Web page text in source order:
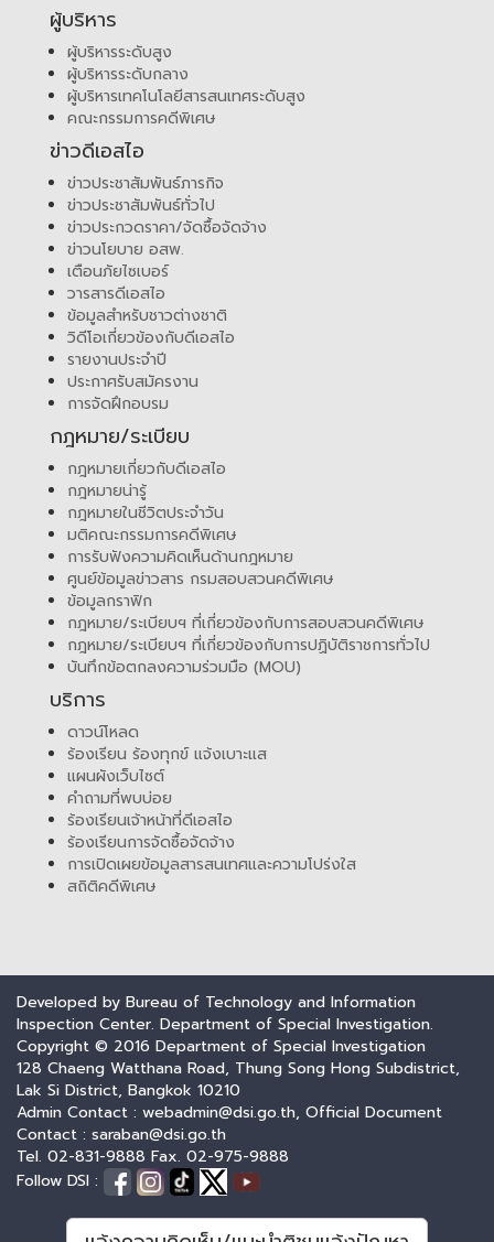
ผู้บริหาร
ผู้บริหารระดับสูง
ผู้บริหารระดับกลาง
ผู้บริหารเทคโนโลยีสารสนเทศระดับสูง
คณะกรรมการคดีพิเศษ
ข่าวดีเอสไอ
ข่าวประชาสัมพันธ์ภารกิจ
ข่าวประชาสัมพันธ์ทั่วไป
ข่าวประกวดราคา/จัดซื้อจัดจ้าง
ข่าวนโยบาย อสพ.
เตือนภัยไซเบอร์
วารสารดีเอสไอ
ข้อมูลสำหรับชาวต่างชาติ
วิดีโอเกี่ยวข้องกับดีเอสไอ
รายงานประจำปี
ประกาศรับสมัครงาน
การจัดฝึกอบรม
กฎหมาย/ระเบียบ
กฎหมายเกี่ยวกับดีเอสไอ
กฎหมายน่ารู้
กฎหมายในชีวิตประจำวัน
มติคณะกรรมการคดีพิเศษ
การรับฟังความคิดเห็นด้านกฎหมาย
ศูนย์ข้อมูลข่าวสาร กรมสอบสวนคดีพิเศษ
ข้อมูลกราฟิก
กฎหมาย/ระเบียบฯ ที่เกี่ยวข้องกับการสอบสวนคดีพิเศษ
กฎหมาย/ระเบียบฯ ที่เกี่ยวข้องกับการปฏิบัติราชการทั่วไป
บันทึกข้อตกลงความร่วมมือ (MOU)
บริการ
ดาวน์โหลด
ร้องเรียน ร้องทุกข์ แจ้งเบาะแส
แผนผังเว็บไซต์
คำถามที่พบบ่อย
ร้องเรียนเจ้าหน้าที่ดีเอสไอ
ร้องเรียนการจัดซื้อจัดจ้าง
การเปิดเผยข้อมูลสารสนเทศและความโปร่งใส
สถิติคดีพิเศษ
Developed by Bureau of Technology and Information
Inspection Center. Department of Special Investigation.
Copyright © 2016 Department of Special Investigation
128 Chaeng Watthana Road, Thung Song Hong Subdistrict,
Lak Si District, Bangkok 10210
Admin Contact : webadmin@dsi.go.th, Official Document
Contact : saraban@dsi.go.th
Tel. 02-831-9888 Fax. 02-975-9888
Follow DSI :